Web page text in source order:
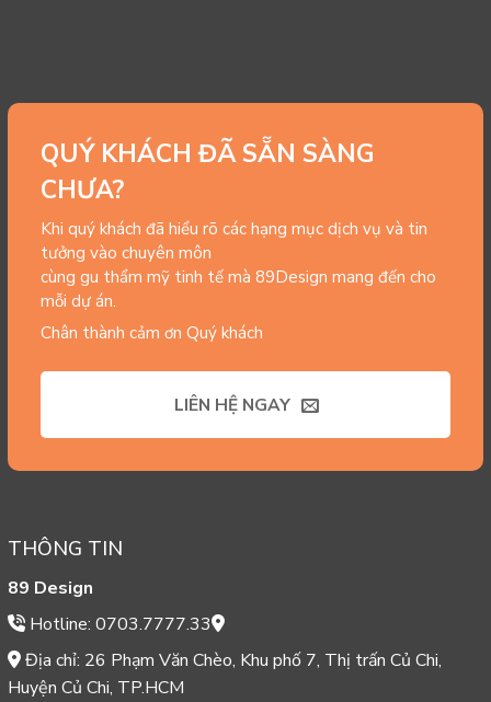
QUÝ KHÁCH ĐÃ SẴN SÀNG
CHƯA?
Khi quý khách đã hiểu rõ các hạng mục dịch vụ và tin
tưởng vào chuyên môn
cùng gu thẩm mỹ tinh tế mà 89Design mang đến cho
mỗi dự án.
Chân thành cảm ơn Quý khách
LIÊN HỆ NGAY
THÔNG TIN
89 Design
Hotline: 0703.7777.33
Địa chỉ: 26 Phạm Văn Chèo, Khu phố 7, Thị trấn Củ Chi,
Huyện Củ Chi, TP.HCM